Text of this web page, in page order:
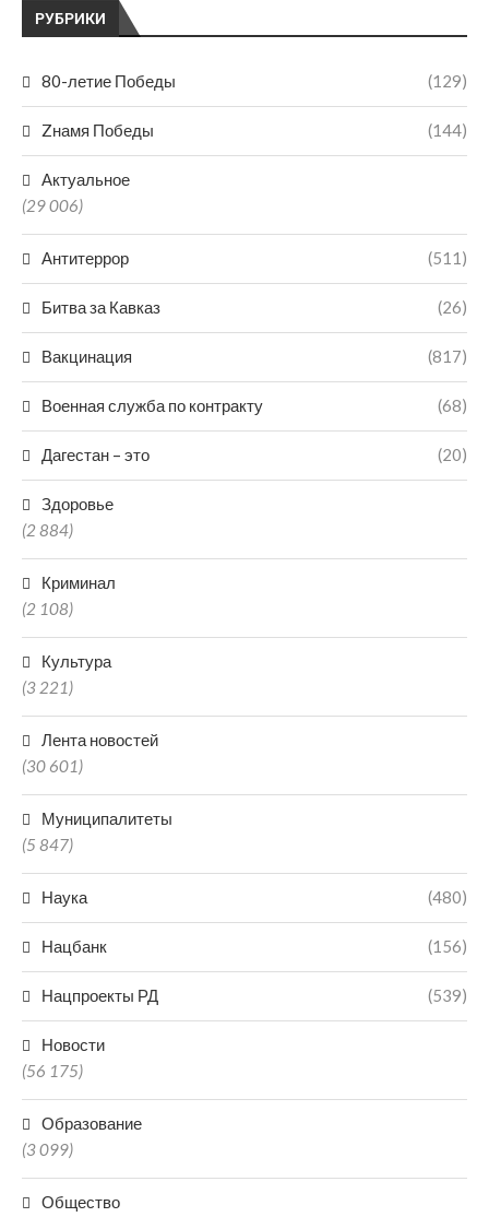
РУБРИКИ
80-летие Победы (129)
Zнамя Победы (144)
Актуальное
(29 006)
Антитеррор (511)
Битва за Кавказ (26)
Вакцинация (817)
Военная служба по контракту (68)
Дагестан – это (20)
Здоровье
(2 884)
Криминал
(2 108)
Культура
(3 221)
Лента новостей
(30 601)
Муниципалитеты
(5 847)
Наука (480)
Нацбанк (156)
Нацпроекты РД (539)
Новости
(56 175)
Образование
(3 099)
Общество